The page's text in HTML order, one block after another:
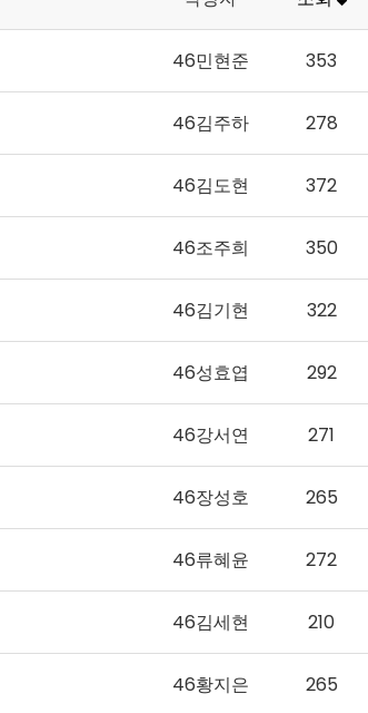
46민현준 353
46김주하 278
46김도현 372
46조주희 350
46김기현 322
46성효엽 292
46강서연 271
46장성호 265
46류혜윤 272
46김세현 210
46황지은 265